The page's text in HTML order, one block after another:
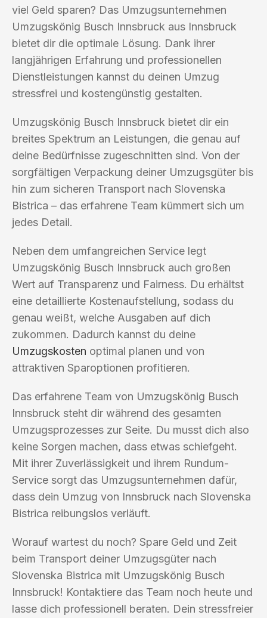
viel Geld sparen? Das Umzugsunternehmen
Umzugskönig Busch Innsbruck aus Innsbruck
bietet dir die optimale Lösung. Dank ihrer
langjährigen Erfahrung und professionellen
Dienstleistungen kannst du deinen Umzug
stressfrei und kostengünstig gestalten.
Umzugskönig Busch Innsbruck bietet dir ein
breites Spektrum an Leistungen, die genau auf
deine Bedürfnisse zugeschnitten sind. Von der
sorgfältigen Verpackung deiner Umzugsgüter bis
hin zum sicheren Transport nach Slovenska
Bistrica – das erfahrene Team kümmert sich um
jedes Detail.
Neben dem umfangreichen Service legt
Umzugskönig Busch Innsbruck auch großen
Wert auf Transparenz und Fairness. Du erhältst
eine detaillierte Kostenaufstellung, sodass du
genau weißt, welche Ausgaben auf dich
zukommen. Dadurch kannst du deine
Umzugskosten optimal planen und von
attraktiven Sparoptionen profitieren.
Das erfahrene Team von Umzugskönig Busch
Innsbruck steht dir während des gesamten
Umzugsprozesses zur Seite. Du musst dich also
keine Sorgen machen, dass etwas schiefgeht.
Mit ihrer Zuverlässigkeit und ihrem Rundum-
Service sorgt das Umzugsunternehmen dafür,
dass dein Umzug von Innsbruck nach Slovenska
Bistrica reibungslos verläuft.
Worauf wartest du noch? Spare Geld und Zeit
beim Transport deiner Umzugsgüter nach
Slovenska Bistrica mit Umzugskönig Busch
Innsbruck! Kontaktiere das Team noch heute und
lasse dich professionell beraten. Dein stressfreier